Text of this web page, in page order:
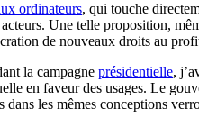
ordinateurs, qui touche
Une telle proposition,
de nouveaux droits au
la campagne présidentielle,
en faveur des usages. Le
dans les mêmes conceptions